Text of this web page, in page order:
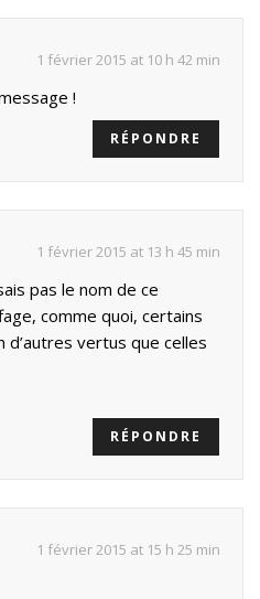
1 février 2015 at 10 h 42 min
!
RÉPONDRE
1 février 2015 at 13 h 45 min
pas le nom de ce
comme quoi, certains
d’autres vertus que celles
RÉPONDRE
1 février 2015 at 15 h 25 min